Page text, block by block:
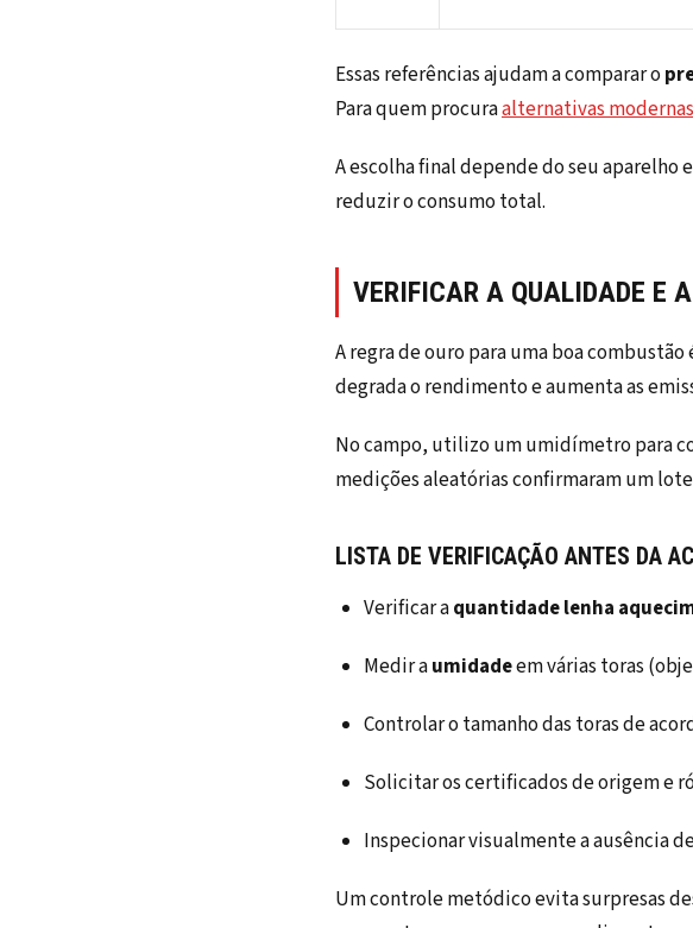
Essas referências ajudam a comparar o
Para quem procuraalternativas
A escolha final depende do seu
reduzir o consumo total.
VERIFICAR A QUALIDADE E
A regra de ouro para uma boa combustão
degrada o rendimento e aumenta as
No campo, utilizo um umidímetro para
medições aleatórias confirmaram um
LISTA DE VERIFICAÇÃO ANTES DA
Verificar aquantidade lenha
Medir aumidadeem várias toras
Controlar o tamanho das toras de
Solicitar os certificados de origem e
Inspecionar visualmente a ausência
Um controle metódico evita surpresas